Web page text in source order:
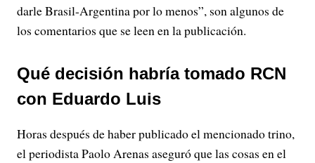
darle Brasil-Argentina por lo menos”, son algunos de
los comentarios que se leen en la publicación.
Qué decisión habría tomado RCN
con Eduardo Luis
Horas después de haber publicado el mencionado trino,
el periodista Paolo Arenas aseguró que las cosas en el